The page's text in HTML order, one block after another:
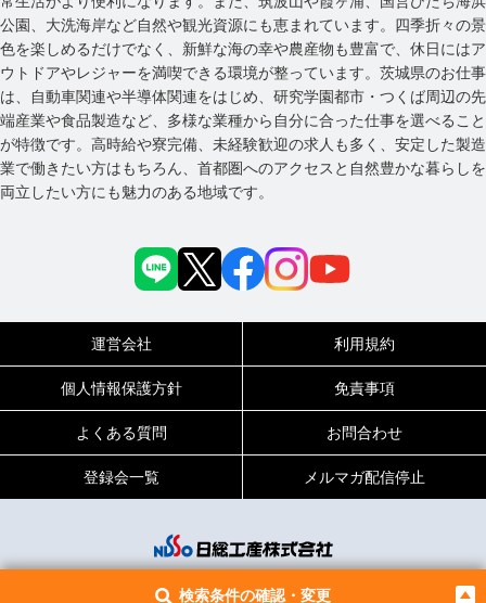
検索条件の確認・変更
公園、大洗海岸など自然や観光資源にも恵まれています。四季折々の景
色を楽しめるだけでなく、新鮮な海の幸や農産物も豊富で、休日にはア
ウトドアやレジャーを満喫できる環境が整っています。茨城県のお仕事
は、自動車関連や半導体関連をはじめ、研究学園都市・つくば周辺の先
端産業や食品製造など、多様な業種から自分に合った仕事を選べること
が特徴です。高時給や寮完備、未経験歓迎の求人も多く、安定した製造
業で働きたい方はもちろん、首都圏へのアクセスと自然豊かな暮らしを
両立したい方にも魅力のある地域です。
運営会社 利用規約
個人情報保護方針 免責事項
よくある質問 お問合わせ
登録会一覧 メルマガ配信停止